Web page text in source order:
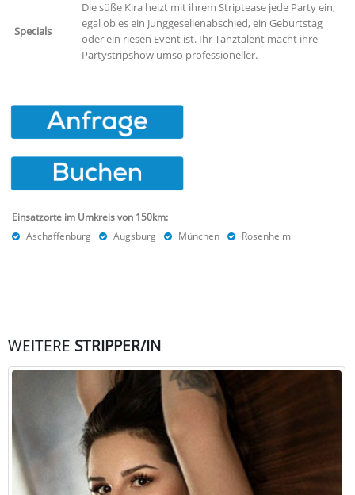
Specials
Die süße Kira heizt mit ihrem Striptease jede Party ein,
egal ob es ein Junggesellenabschied, ein Geburtstag
oder ein riesen Event ist. Ihr Tanztalent macht ihre
Partystripshow umso professioneller.
Einsatzorte im Umkreis von 150km:
Aschaffenburg
Augsburg München Rosenheim
WEITERE STRIPPER/IN